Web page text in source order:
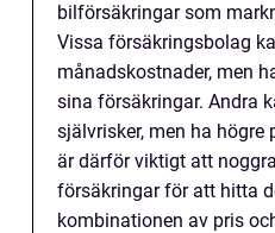
bilförsäkringar som
Vissa försäkringsbolag
månadskostnader, men
sina försäkringar. Andra
självrisker, men ha högre
är därför viktigt att
försäkringar för att hitta
kombinationen av pris